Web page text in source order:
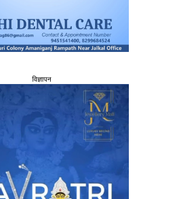
विज्ञापन